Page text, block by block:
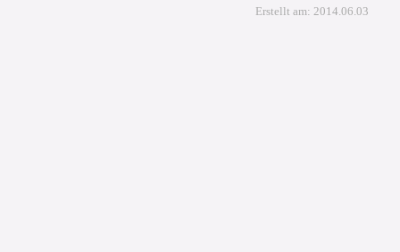
Erstellt am: 2014.06.03